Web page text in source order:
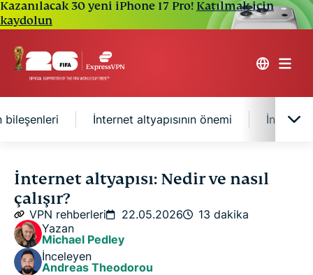
Kazanılacak 30 yeni iPhone 17 Pro! Katılmak için
kaydolun
bileşenleri İnternet altyapısının önemi İnternet
İnternet altyapısı nedir?
İnternet altyapısının bileşenleri
İnternet altyapısının önemi
İnternet altyapısı: Nedir ve nasıl
çalışır?
VPN rehberleri 22.05.2026
13 dakika
Yazan
Michael Pedley
İnceleyen
Andreas Theodorou